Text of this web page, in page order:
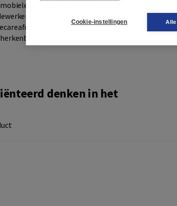
traumateams en uiteraard iedereen die
verkoeverkamermedewerkers en
of spoedeisende eerste hulp, zijn de
en leerzaam.
denken in het
Cookie-instellingen Alle